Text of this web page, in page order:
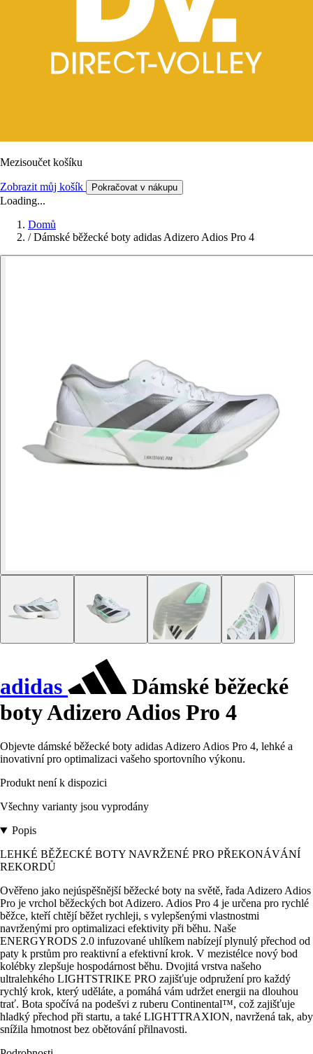
Mezisoučet košíku
Zobrazit můj košík Pokračovat v nákupu
Loading...
Domů
/ Dámské běžecké boty adidas Adizero Adios Pro 4
adidas
Dámské běžecké
boty Adizero Adios Pro 4
Objevte dámské běžecké boty adidas Adizero Adios Pro 4, lehké a
inovativní pro optimalizaci vašeho sportovního výkonu.
Produkt není k dispozici
Všechny varianty jsou vyprodány
Popis
LEHKÉ BĚŽECKÉ BOTY NAVRŽENÉ PRO PŘEKONÁVÁNÍ
REKORDŮ
Ověřeno jako nejúspěšnější běžecké boty na světě, řada Adizero Adios
Pro je vrchol běžeckých bot Adizero. Adios Pro 4 je určena pro rychlé
běžce, kteří chtějí běžet rychleji, s vylepšenými vlastnostmi
navrženými pro optimalizaci efektivity při běhu. Naše
ENERGYRODS 2.0 infuzované uhlíkem nabízejí plynulý přechod od
paty k prstům pro reaktivní a efektivní krok. V mezistélce nový bod
kolébky zlepšuje hospodárnost běhu. Dvojitá vrstva našeho
ultralehkého LIGHTSTRIKE PRO zajišťuje odpružení pro každý
rychlý krok, který uděláte, a pomáhá vám udržet energii na dlouhou
trať. Bota spočívá na podešvi z ruberu Continental™, což zajišťuje
hladký přechod při startu, a také LIGHTTRAXION, navržená tak, aby
snížila hmotnost bez obětování přilnavosti.